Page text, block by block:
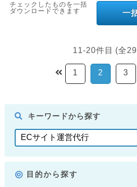
一
チェックしたものを一括
ダウンロードできます
11-20件目 (全
1 2 3
キーワードから探す
目的から探す